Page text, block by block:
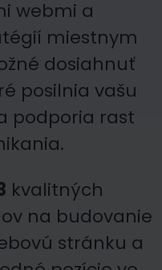
webmi a
miestnym
dosiahnuť
posilnia vašu
podporia rast
kvalitných
na budovanie
stránku a